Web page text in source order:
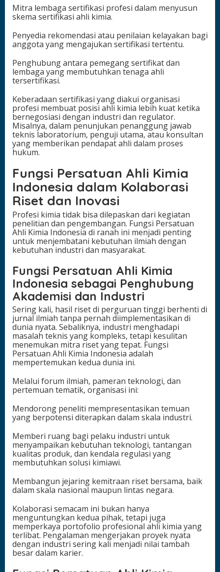
Mitra lembaga sertifikasi profesi dalam menyusun
skema sertifikasi ahli kimia.
Penyedia rekomendasi atau penilaian kelayakan bagi
anggota yang mengajukan sertifikasi tertentu.
Penghubung antara pemegang sertifikat dan
lembaga yang membutuhkan tenaga ahli
tersertifikasi.
Keberadaan sertifikasi yang diakui organisasi
profesi membuat posisi ahli kimia lebih kuat ketika
bernegosiasi dengan industri dan regulator.
Misalnya, dalam penunjukan penanggung jawab
teknis laboratorium, penguji utama, atau konsultan
yang memberikan pendapat ahli dalam proses
hukum.
Fungsi Persatuan Ahli Kimia
Indonesia dalam Kolaborasi
Riset dan Inovasi
Profesi kimia tidak bisa dilepaskan dari kegiatan
penelitian dan pengembangan. Fungsi Persatuan
Ahli Kimia Indonesia di ranah ini menjadi penting
untuk menjembatani kebutuhan ilmiah dengan
kebutuhan industri dan masyarakat.
Fungsi Persatuan Ahli Kimia
Indonesia sebagai Penghubung
Akademisi dan Industri
Sering kali, hasil riset di perguruan tinggi berhenti di
jurnal ilmiah tanpa pernah diimplementasikan di
dunia nyata. Sebaliknya, industri menghadapi
masalah teknis yang kompleks, tetapi kesulitan
menemukan mitra riset yang tepat. Fungsi
Persatuan Ahli Kimia Indonesia adalah
mempertemukan kedua dunia ini.
Melalui forum ilmiah, pameran teknologi, dan
pertemuan tematik, organisasi ini:
Mendorong peneliti mempresentasikan temuan
yang berpotensi diterapkan dalam skala industri.
Memberi ruang bagi pelaku industri untuk
menyampaikan kebutuhan teknologi, tantangan
kualitas produk, dan kendala regulasi yang
membutuhkan solusi kimiawi.
Membangun jejaring kemitraan riset bersama, baik
dalam skala nasional maupun lintas negara.
Kolaborasi semacam ini bukan hanya
menguntungkan kedua pihak, tetapi juga
memperkaya portofolio profesional ahli kimia yang
terlibat. Pengalaman mengerjakan proyek nyata
dengan industri sering kali menjadi nilai tambah
besar dalam karier.